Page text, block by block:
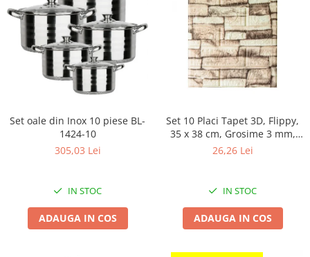
Robineti
Scari
Tapet 3D Autoadeziv
Climatizare si echipamente de
incalzire
Echipamente pt incalzire
Panouri solare
Paturi electrice cu incalzire
Umidificatoare
Ventilatoare
Kituri de siguranta si supravietuire
Set oale din Inox 10 piese BL-
1424-10
305,03 Lei
IN STOC
ADAUGA IN COS
Set 10 Placi Tapet 3D, Flippy,
35 x 38 cm, Grosime 3 mm,
din Polietilena, Model
Galbena
26,26 Lei
IN STOC
ADAUGA IN COS